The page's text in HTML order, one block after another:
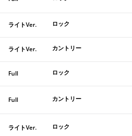
ライトVer. ロック
ライトVer. カントリー
Full ロック
Full カントリー
ライトVer. ロック